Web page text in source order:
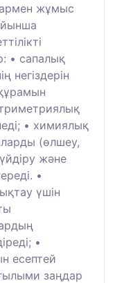
жұмыс
• сапалық
негіздерін
• химиялық
(өлшеу,
және
•
үшін
•
есептей
заңдар